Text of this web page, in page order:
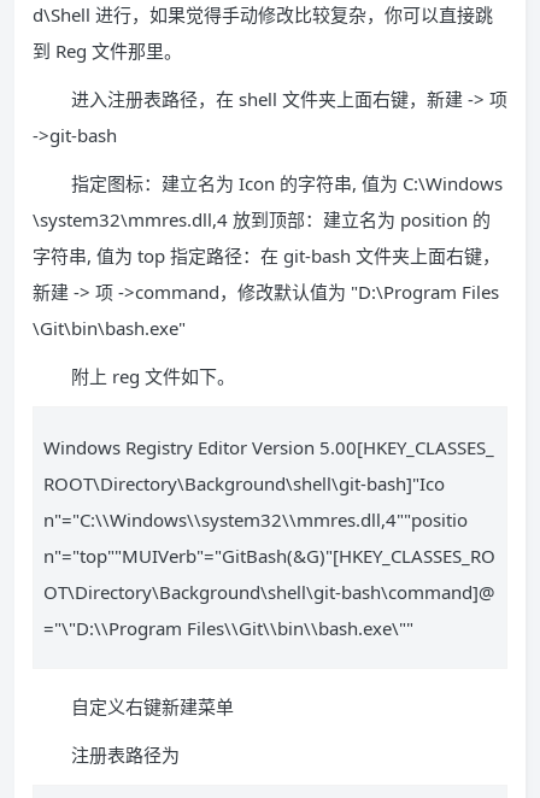
d\Shell 进行，如果觉得手动修改比较复杂，你可以直接跳
到 Reg 文件那里。
进入注册表路径，在 shell 文件夹上面右键，新建 -> 项
->git-bash
指定图标：建立名为 Icon 的字符串, 值为 C:\Windows
\system32\mmres.dll,4 放到顶部：建立名为 position 的
字符串, 值为 top 指定路径：在 git-bash 文件夹上面右键，
新建 -> 项 ->command，修改默认值为 "D:\Program Files
\Git\bin\bash.exe"
附上 reg 文件如下。
Windows Registry Editor Version 5.00[HKEY_CLASSES_
ROOT\Directory\Background\shell\git-bash]"Ico
n"="C:\\Windows\\system32\\mmres.dll,4""positio
n"="top""MUIVerb"="GitBash(&G)"[HKEY_CLASSES_RO
OT\Directory\Background\shell\git-bash\command]@
="\"D:\\Program Files\\Git\\bin\\bash.exe\""
自定义右键新建菜单
注册表路径为